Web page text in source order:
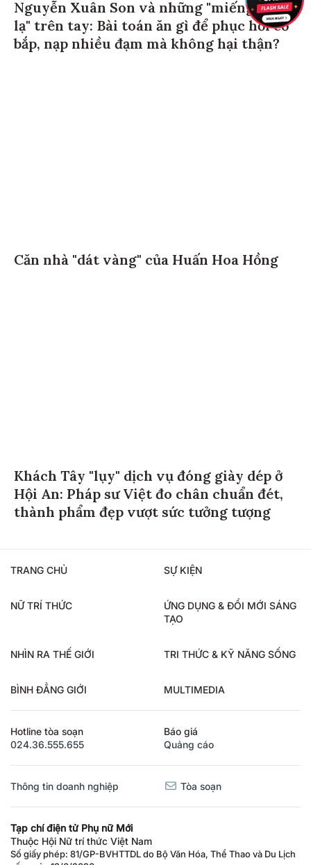
Nguyễn Xuân Son và những "miếng dán
lạ" trên tay: Bài toán ăn gì để phục hồi cơ
bắp, nạp nhiều đạm mà không hại thận?
Căn nhà "dát vàng" của Huấn Hoa Hồng
Khách Tây "lụy" dịch vụ đóng giày dép ở
Hội An: Pháp sư Việt đo chân chuẩn đét,
thành phẩm đẹp vượt sức tưởng tượng
TRANG CHỦ SỰ KIỆN
NỮ TRÍ THỨC
ỨNG DỤNG & ĐỔI MỚI SÁNG
TẠO
NHÌN RA THẾ GIỚI TRI THỨC & KỸ NĂNG SỐNG
BÌNH ĐẲNG GIỚI MULTIMEDIA
Hotline tòa soạn
024.36.555.655
Báo giá
Quảng cáo
Thông tin doanh nghiệp Tòa soạn
Tạp chí điện tử Phụ nữ Mới
Thuộc Hội Nữ trí thức Việt Nam
Số giấy phép: 81/GP-BVHTTDL do Bộ Văn Hóa, Thể Thao và Du Lịch